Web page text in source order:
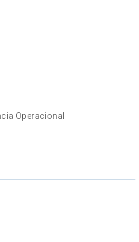
Operacional